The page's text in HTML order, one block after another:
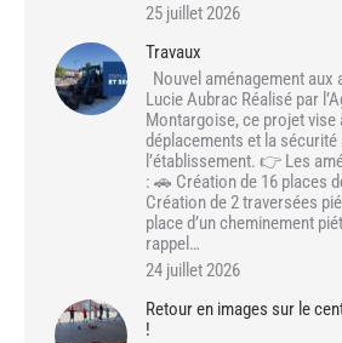
25 juillet 2026
Travaux
Nouvel aménagement
Lucie Aubrac Réalisé par
Montargoise, ce projet vise
déplacements et la sécurité
l’établissement. 👉 Les
: 🚗 Création de 16 places
Création de 2 traversées
place d’un cheminement
rappel…
24 juillet 2026
Retour en images sur le
!